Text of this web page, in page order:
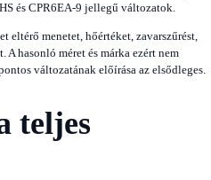
és CPR6EA-9 jellegű változatok.
eltérő menetet, hőértéket, zavarszűrést,
hasonló méret és márka ezért nem
változatának előírása az elsődleges.
teljes